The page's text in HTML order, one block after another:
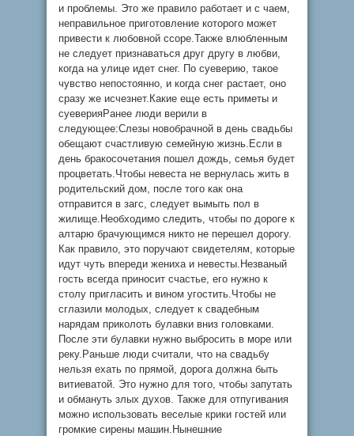
и проблемы. Это же правило работает и с чаем,
неправильное приготовление которого может
привести к любовной ссоре.Также влюбленным
не следует признаваться друг другу в любви,
когда на улице идет снег. По суеверию, такое
чувство непостоянно, и когда снег растает, оно
сразу же исчезнет.Какие еще есть приметы и
суеверияРанее люди верили в
следующее:Слезы новобрачной в день свадьбы
обещают счастливую семейную жизнь.Если в
день бракосочетания пошел дождь, семья будет
процветать.Чтобы невеста не вернулась жить в
родительский дом, после того как она
отправится в загс, следует вымыть пол в
жилище.Необходимо следить, чтобы по дороге к
алтарю брачующимся никто не перешел дорогу.
Как правило, это поручают свидетелям, которые
идут чуть впереди жениха и невесты.Незваный
гость всегда приносит счастье, его нужно к
столу пригласить и вином угостить.Чтобы не
сглазили молодых, следует к свадебным
нарядам приколоть булавки вниз головками.
После эти булавки нужно выбросить в море или
реку.Раньше люди считали, что на свадьбу
нельзя ехать по прямой, дорога должна быть
витиеватой. Это нужно для того, чтобы запутать
и обмануть злых духов. Также для отпугивания
можно использовать веселые крики гостей или
громкие сирены машин.Нынешние